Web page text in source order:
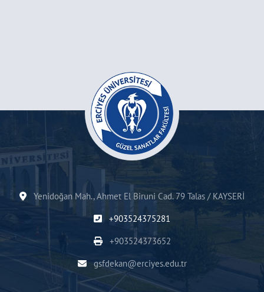
Yenidoğan Mah., Ahmet El Biruni Cad. 79 Talas / KAYSERİ
+903524375281
+903524373652
gsfdekan@erciyes.edu.tr